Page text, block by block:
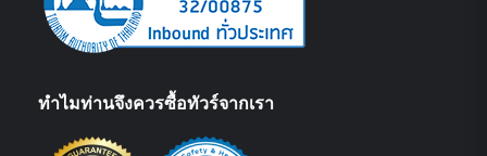
ทำไมท่านจึงควรซื้อทัวร์จากเรา